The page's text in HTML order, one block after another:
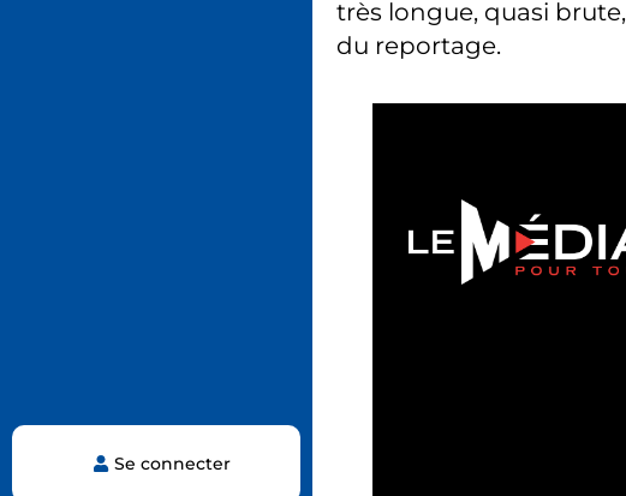
Se connecter
très longue, quasi brute,
du reportage.